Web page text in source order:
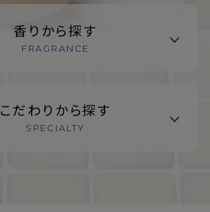
香りから探す
FRAGRANCE
こだわりから探す
SPECIALTY